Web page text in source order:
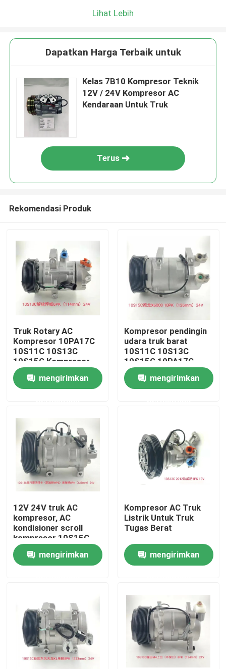
Rumah
Video
Tentang Kami
Tur Pabrik
Kontrol kualitas
Berita
Quote request suatu
Kompresor AC EV Mobil
Lihat Lebih
Dapatkan Harga Terbaik untuk
Kelas 7B10 Kompresor Teknik
12V / 24V Kompresor AC
Kendaraan Untuk Truk
Terus
Rekomendasi Produk
Truk Rotary AC
Kompresor 10PA17C
10S11C 10S13C
10S15C Kompresor
mengirimkan
Kompresor pendingin
udara truk barat
10S11C 10S13C
10S15C 10PA17C
mengirimkan
12V 24V truk AC
kompresor, AC
kondisioner scroll
kompresor 10S15C
10PA17C
mengirimkan
Kompresor AC Truk
Listrik Untuk Truk
Tugas Berat
mengirimkan